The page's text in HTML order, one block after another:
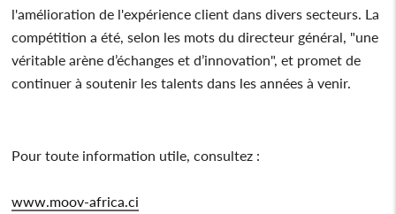
l'amélioration de l'expérience client dans divers secteurs. La
compétition a été, selon les mots du directeur général, "une
véritable arène d’échanges et d’innovation", et promet de
continuer à soutenir les talents dans les années à venir.
Pour toute information utile, consultez :
www.moov-africa.ci